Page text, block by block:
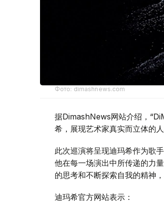
Фото: dimashnews.com
据DimashNews网站介绍，
希，展现艺术家真实而立体的人
此次巡演将呈现迪玛希作为歌
他在每一场演出中所传递的力
的思考和不断探索自我的精神
迪玛希官方网站表示：